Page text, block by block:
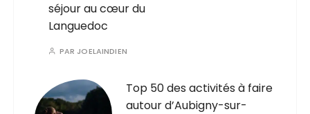
séjour au cœur du
Languedoc
PAR JOELAINDIEN
Top 50 des activités à faire
autour d’Aubigny-sur-